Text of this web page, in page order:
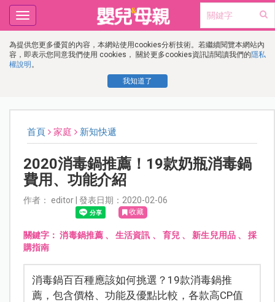
為提供您更多優質的內容，本網站使用cookies分析技術。若繼續閱覽本網站內
容，即表示您同意我們使用 cookies， 關於更多cookies資訊請閱讀我們的隱私
權說明 。
我知道了
Toggle
navigation
首頁 家庭 新知快遞
2020消毒鍋推薦！19款奶瓶消毒鍋
費用、功能介紹
作者： editor | 發表日期：2020-02-06
收藏
關鍵字：消毒鍋推薦、生活資訊 、 育兒 、 新生兒用品、採
購指南
消毒鍋百百種應該如何挑選？19款消毒鍋推
薦，包含價格、功能及優點比較，各款高CP值